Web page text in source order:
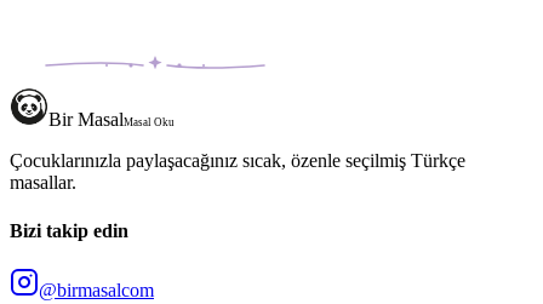
Bir MasalMasal Oku
Çocuklarınızla paylaşacağınız sıcak, özenle seçilmiş Türkçe
masallar.
Bizi takip edin
@birmasalcom